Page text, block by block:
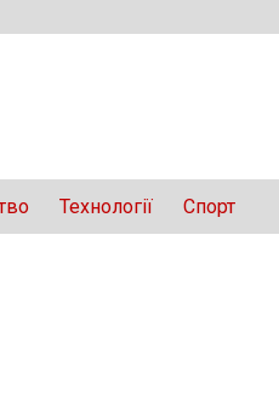
Технології Спорт